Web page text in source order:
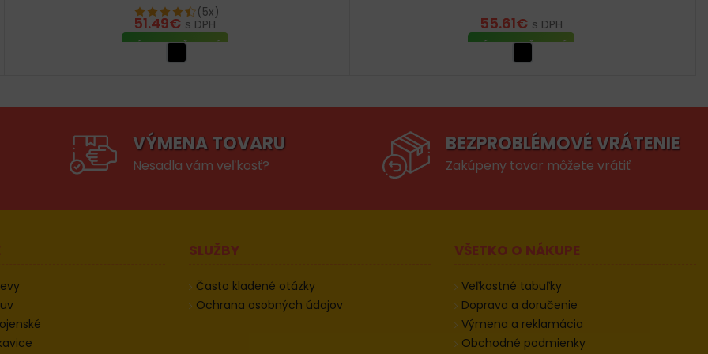
(5x)
51.49€ s DPH
VÝBER MOŽNOSTÍ
55.61€ s DPH
VÝBER MOŽNOSTÍ
VÝMENA TOVARU
Nesadla vám veľkosť?
BEZPROBLÉMOVÉ VRÁTENIE
Zakúpeny tovar môžete vrátiť
SLUŽBY
Často kladené otázky
Ochrana osobných údajov
VŠETKO O NÁKUPE
Veľkostné tabuľky
Doprava a doručenie
Výmena a reklamácia
Obchodné podmienky